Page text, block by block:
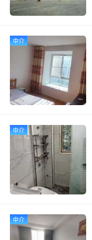
中介
中介
中介